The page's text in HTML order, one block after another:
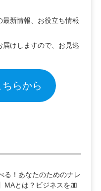
新情報、お役立ち情報
けしますので、お見逃
らから
る！あなたのためのナレ
MAとは？ビジネスを加